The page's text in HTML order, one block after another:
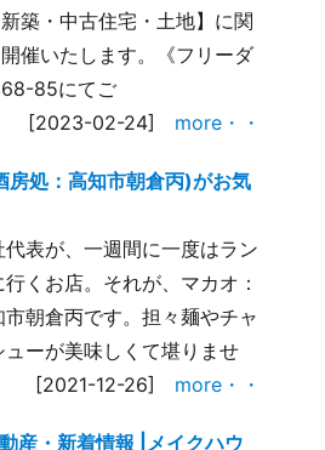
新築・中古住宅・土地】に関
催いたします。《フリーダ
85にてご
[2023-02-24] more・・
房処：高知市朝倉丙)がお気
代表が、一週間に一度はラン
行くお店。それが、マカオ：
市朝倉丙です。担々麺やチャ
ューが美味しくて堪りませ
[2021-12-26] more・・
産・新着情報 |メイクハウ